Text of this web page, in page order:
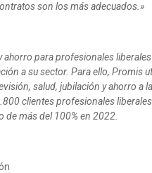
son los más adecuados.»
para profesionales
a su sector. Para ello, Promis
salud, jubilación y ahorro a
clientes profesionales
más del 100% en 2022.